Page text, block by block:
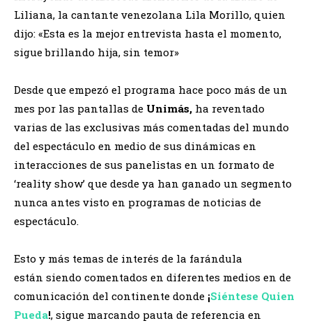
Liliana, la cantante venezolana Lila Morillo, quien
dijo: «Esta es la mejor entrevista hasta el momento,
sigue brillando hija, sin temor»
Desde que empezó el programa hace poco más de un
mes por las pantallas de Unimás, ha reventado
varias de las exclusivas más comentadas del mundo
del espectáculo en medio de sus dinámicas en
interacciones de sus panelistas en un formato de
‘reality show’ que desde ya han ganado un segmento
nunca antes visto en programas de noticias de
espectáculo.
Esto y más temas de interés de la farándula
están siendo comentados en diferentes medios en de
comunicación del continente donde ¡Siéntese Quien
Pueda!, sigue marcando pauta de referencia en